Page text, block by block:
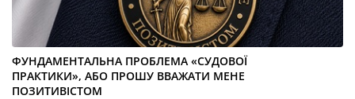
ФУНДАМЕНТАЛЬНА ПРОБЛЕМА «СУДОВОЇ
ПРАКТИКИ», АБО ПРОШУ ВВАЖАТИ МЕНЕ
ПОЗИТИВІСТОМ